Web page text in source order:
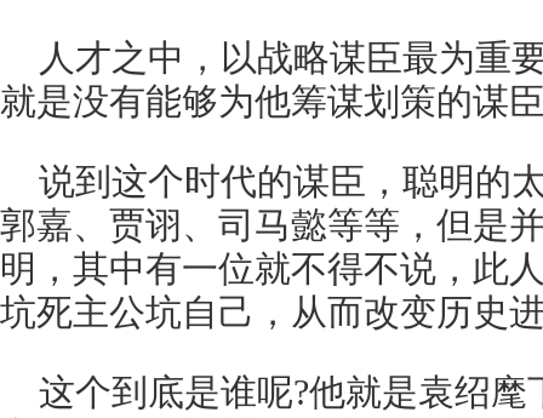
人才之中，以战略谋臣最为重
就是没有能够为他筹谋划策的谋
说到这个时代的谋臣，聪明的
郭嘉、贾诩、司马懿等等，但是
明，其中有一位就不得不说，此
坑死主公坑自己，从而改变历史
这个到底是谁呢?他就是袁绍